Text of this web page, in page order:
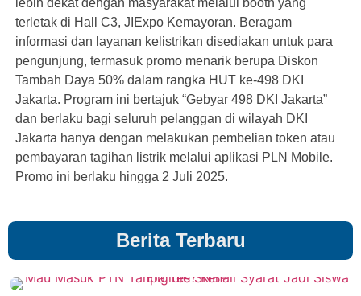
lebih dekat dengan masyarakat melalui booth yang
terletak di Hall C3, JIExpo Kemayoran. Beragam
informasi dan layanan kelistrikan disediakan untuk para
pengunjung, termasuk promo menarik berupa Diskon
Tambah Daya 50% dalam rangka HUT ke-498 DKI
Jakarta. Program ini bertajuk “Gebyar 498 DKI Jakarta”
dan berlaku bagi seluruh pelanggan di wilayah DKI
Jakarta hanya dengan melakukan pembelian token atau
pembayaran tagihan listrik melalui aplikasi PLN Mobile.
Promo ini berlaku hingga 2 Juli 2025.
Berita Terbaru